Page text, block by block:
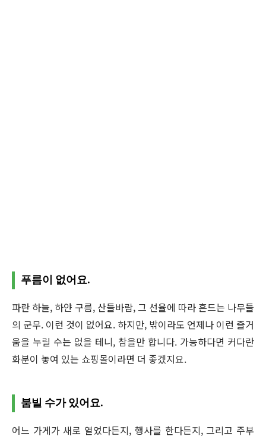
푸름이 없어요.
파란 하늘, 하얀 구름, 산들바람, 그 선율에 따라 흔드는 나무들
의 군무. 이런 것이 없어요. 하지만, 밖이라도 언제나 이런 즐거
움을 누릴 수는 없을 테니, 참을만 합니다. 가능하다면 커다란
화분이 놓여 있는 쇼핑몰이라면 더 좋겠지요.
붐빌 수가 있어요.
어느 가게가 새로 열었다든지, 행사를 한다든지, 그리고 주부